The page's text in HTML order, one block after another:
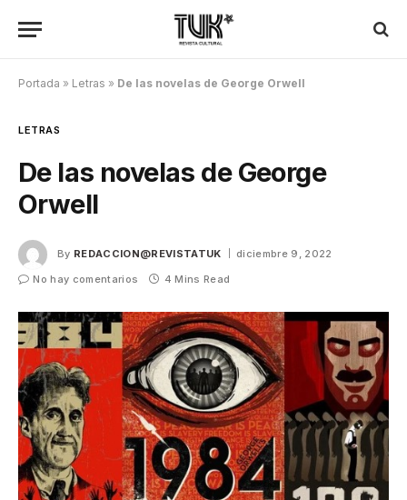
Portada » Letras » De las novelas de George Orwell
LETRAS
De las novelas de George
Orwell
By REDACCION@REVISTATUK
diciembre 9, 2022
No hay comentarios
4 Mins Read